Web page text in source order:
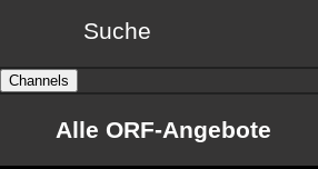
Suche
Channels
Alle ORF-Angebote